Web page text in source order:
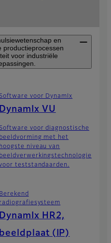
en
productieprocessen
voor industriële
Software voor DynamIx
DynamIx VU
Software voor diagnostische
beeldvorming met het
hoogste niveau van
beeldverwerkingstechnologie
teststandaarden.
Berekend
radiografiesysteem
DynamIx HR2,
beeldplaat (IP)